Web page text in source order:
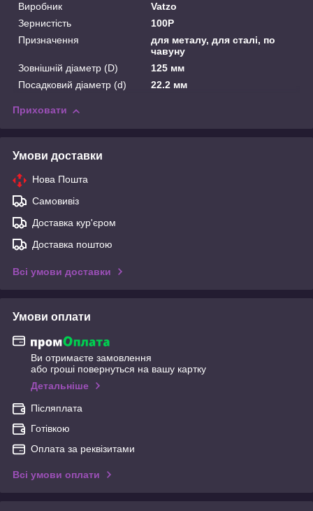
Виробник
Vatzo
Зернистість
100P
Призначення
для металу, для сталі, по
чавуну
Зовнішній діаметр (D)
125 мм
Посадковий діаметр (d)
22.2 мм
Приховати
Умови доставки
Нова Пошта
Самовивіз
Доставка кур'єром
Доставка поштою
Всі умови доставки
Умови оплати
Ви отримаєте замовлення
або гроші повернуться на вашу картку
Детальніше
Післяплата
Готівкою
Оплата за реквізитами
Всі умови оплати